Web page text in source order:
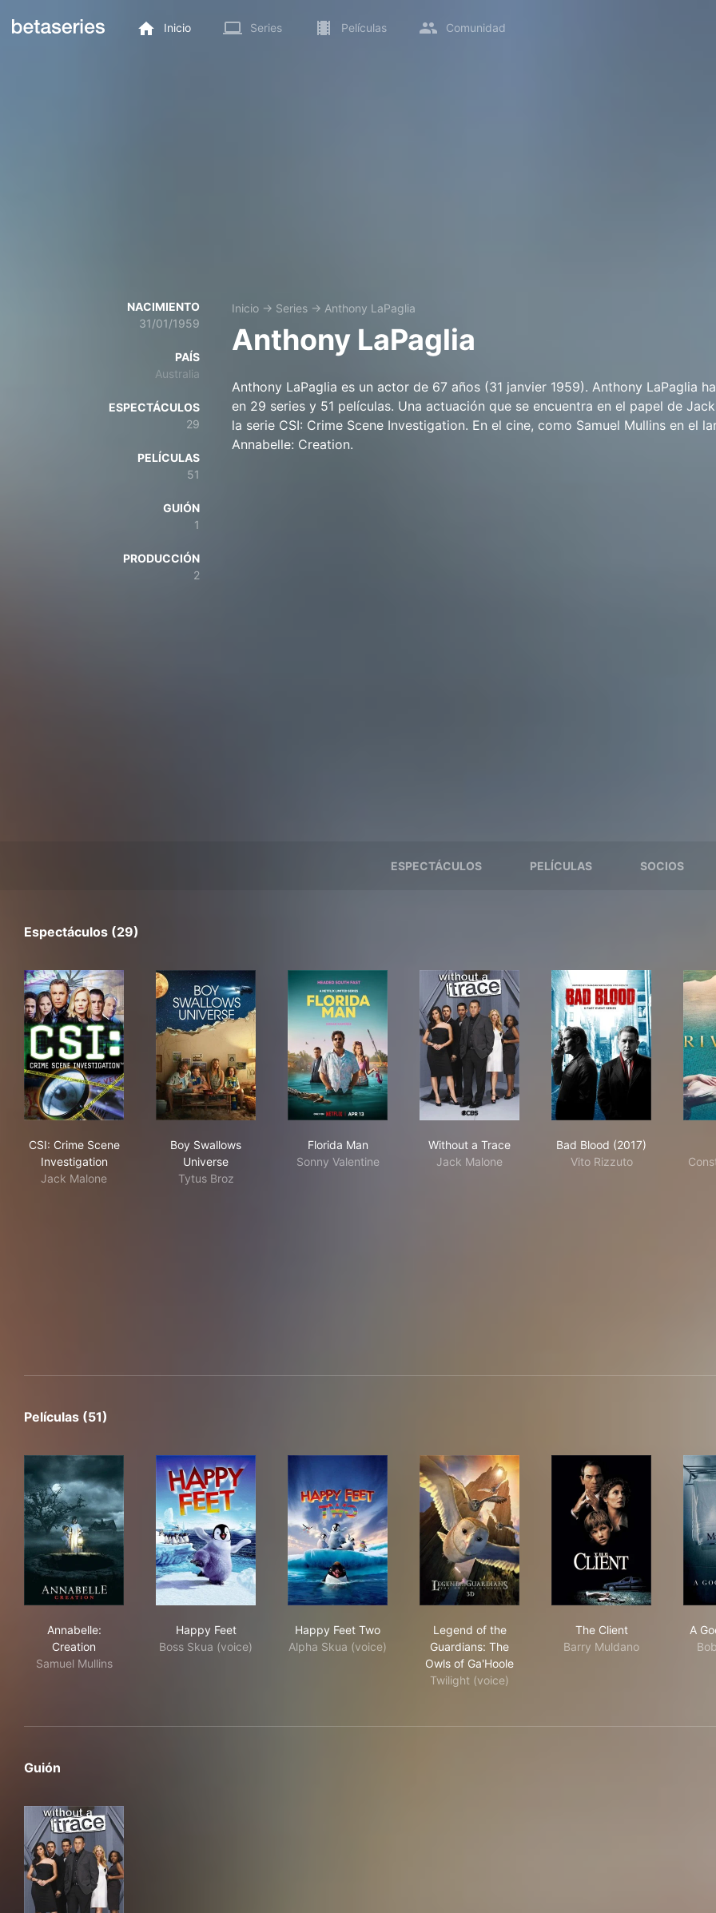
Inicio Series Películas Comunidad
NACIMIENTO
31/01/1959
PAÍS
Australia
ESPECTÁCULOS
29
PELÍCULAS
51
GUIÓN
1
PRODUCCIÓN
2
Inicio → Series → Anthony LaPaglia
Anthony LaPaglia
Anthony LaPaglia es un actor de 67 años (31 janvier 1959). Anthony LaPaglia
en 29 series y 51 películas. Una actuación que se encuentra en el papel de
la serie CSI: Crime Scene Investigation. En el cine, como Samuel Mullins en el
Annabelle: Creation.
ESPECTÁCULOS PELÍCULAS SOCIOS
Espectáculos (29)
CSI: Crime Scene
Investigation
Jack Malone
Boy Swallows
Universe
Tytus Broz
Florida Man
Sonny Valentine
Without a Trace
Jack Malone
Bad Blood (2017)
Vito Rizzuto
Películas (51)
Annabelle:
Creation
Samuel Mullins
Happy Feet
Boss Skua (voice)
Happy Feet Two
Alpha Skua (voice)
Legend of the
Guardians: The
Owls of Ga'Hoole
Twilight (voice)
The Client
Barry Muldano
A
Guión